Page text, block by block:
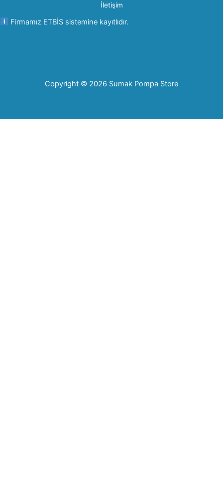
İletişim
Firmamız ETBİS sistemine kayıtlıdır.
Copyright © 2026 Sumak Pompa Store